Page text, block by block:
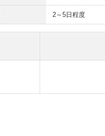
2～5日程度